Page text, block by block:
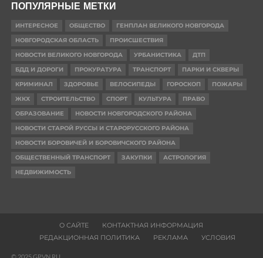
ПОПУЛЯРНЫЕ МЕТКИ
ИНТЕРЕСНОЕ ОБЩЕСТВО
ГЕНПЛАН ВЕЛИКОГО НОВГОРОДА
НОВГОРОДСКАЯ ОБЛАСТЬ
ПРОИСШЕСТВИЯ
НОВОСТИ ВЕЛИКОГО НОВГОРОДА
УРБАНИСТИКА
ДТП
БДД И ДОРОГИ
ПРОКУРАТУРА ТРАНСПОРТ
ПАРКИ И СКВЕРЫ
КРИМИНАЛ
ЗДОРОВЬЕ ВЕЛОСИПЕДЫ ГОРОСКОП
ПОЖАРЫ
ЖКХ
СТРОИТЕЛЬСТВО СПОРТ КУЛЬТУРА
ПРАВО
ОБРАЗОВАНИЕ
НОВОСТИ НОВГОРОДСКОГО РАЙОНА
НОВОСТИ СТАРОЙ РУССЫ И СТАРОРУССКОГО РАЙОНА
НОВОСТИ БОРОВИЧЕЙ И БОРОВИЧСКОГО РАЙОНА
ОБЩЕСТВЕННЫЙ ТРАНСПОРТ
ЗАКУПКИ
АСТРОЛОГИЯ
НЕДВИЖИМОСТЬ
О САЙТЕ
КОНТАКТНАЯ ИНФОРМАЦИЯ
РЕДАКЦИОННАЯ ПОЛИТИКА
РЕКЛАМА УСЛОВИЯ